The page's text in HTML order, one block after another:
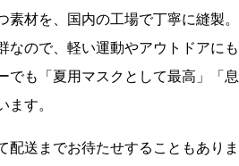
素材を、国内の工場で丁寧に縫製
なので、軽い運動やアウトドアに
でも「夏用マスクとして最高」「
す。
配送までお待たせすることもあり